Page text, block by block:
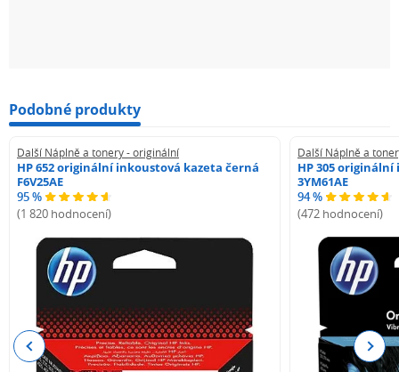
Podobné produkty
Další Náplně a tonery - originální
HP 652 originální inkoustová kazeta černá
F6V25AE
95 %
(1 820 hodnocení)
Další Náplně a
HP 305
3YM61AE
94 %
(472 hodnocení)
Previous Next